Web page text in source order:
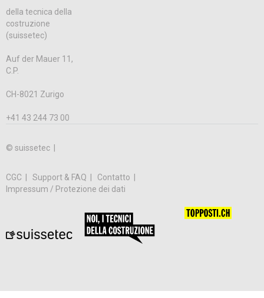
della tecnica della
costruzione
(suissetec)
Auf der Mauer 11,
C.P.
CH-8021 Zurigo
+41 43 244 73 00
© suissetec |
CGC Support & FAQ
Contatto
Impressum / Protezione dei dati